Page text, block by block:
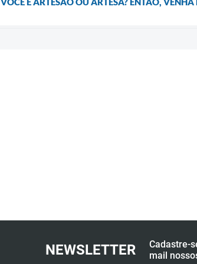
NEWSLETTER
Cadastre-
mail